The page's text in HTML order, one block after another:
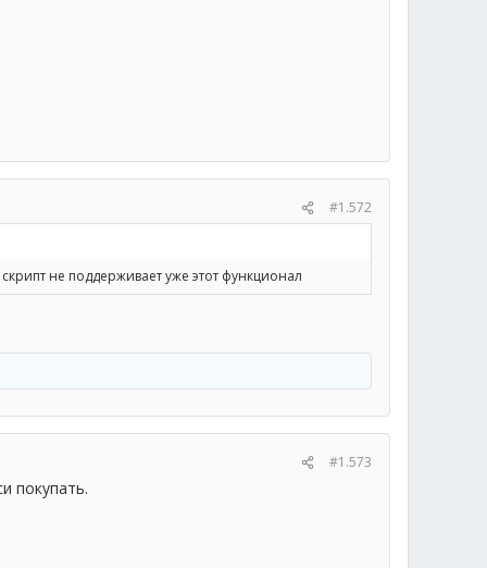
#1.572
не поддерживает уже этот функционал
#1.573
покупать.